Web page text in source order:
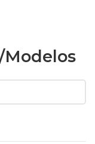
modelos